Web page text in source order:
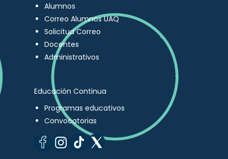
Alumnos
Correo Alumnos UAQ
Solicitud Correo
Docentes
Administrativos
Educación Continua
Programas educativos
Convocatorias